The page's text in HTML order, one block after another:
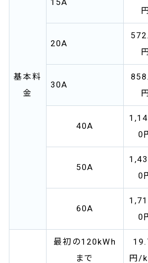
基本料
金
15A
20A
30A
40A
0
50A
0
60A
0
最初の120kWh
まで
円/